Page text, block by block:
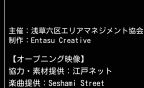
主催：浅草六区エリアマネジメント協会
制作：Entasu Creative
【オープニング映像】
協力・素材提供：江戸ネット
楽曲提供：Seshami Street